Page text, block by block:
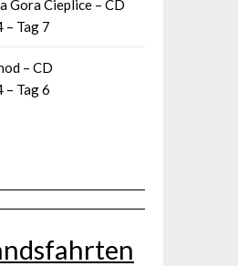
Gora Cieplice – CD
Tag 7
– CD
Tag 6